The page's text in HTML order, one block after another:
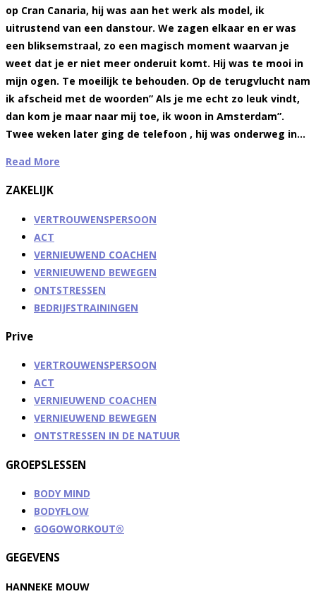
op Cran Canaria, hij was aan het werk als model, ik
uitrustend van een danstour. We zagen elkaar en er was
een bliksemstraal, zo een magisch moment waarvan je
weet dat je er niet meer onderuit komt. Hij was te mooi in
mijn ogen. Te moeilijk te behouden. Op de terugvlucht nam
ik afscheid met de woorden” Als je me echt zo leuk vindt,
dan kom je maar naar mij toe, ik woon in Amsterdam”.
Twee weken later ging de telefoon , hij was onderweg in…
Read More
ZAKELIJK
VERTROUWENSPERSOON
ACT
VERNIEUWEND COACHEN
VERNIEUWEND BEWEGEN
ONTSTRESSEN
BEDRIJFSTRAININGEN
Prive
VERTROUWENSPERSOON
ACT
VERNIEUWEND COACHEN
VERNIEUWEND BEWEGEN
ONTSTRESSEN IN DE NATUUR
GROEPSLESSEN
BODY MIND
BODYFLOW
GOGOWORKOUT®
GEGEVENS
HANNEKE MOUW